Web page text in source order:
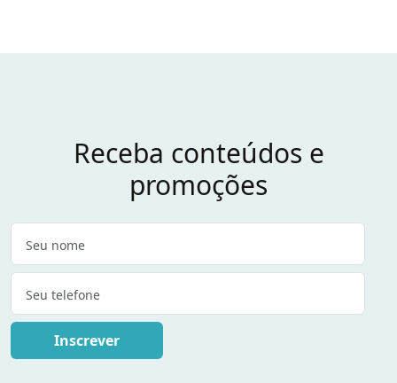
Receba conteúdos e
promoções
Inscrever